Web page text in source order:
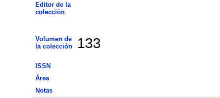
Editor de la
colección
Volumen de
la colección
133
ISSN
Área
Notas